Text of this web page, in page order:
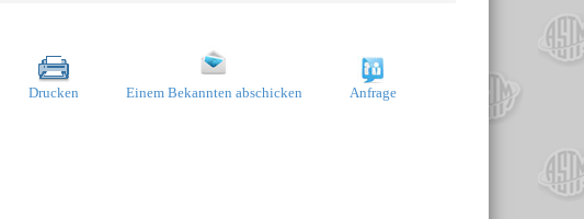
Drucken Einem Bekannten abschicken Anfrage